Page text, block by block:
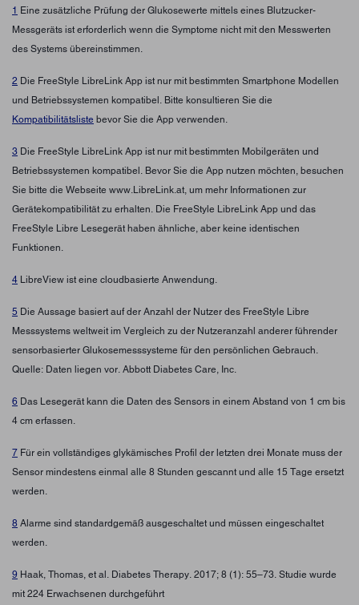
1 Eine zusätzliche Prüfung der Glukosewerte mittels eines Blutzucker-
Messgeräts ist erforderlich wenn die Symptome nicht mit den Messwerten
des Systems übereinstimmen.
2 Die FreeStyle LibreLink App ist nur mit bestimmten Smartphone Modellen
und Betriebssystemen kompatibel. Bitte konsultieren Sie die
Kompatibilitätsliste bevor Sie die App verwenden.
3 Die FreeStyle LibreLink App ist nur mit bestimmten Mobilgeräten und
Betriebssystemen kompatibel. Bevor Sie die App nutzen möchten, besuchen
Sie bitte die Webseite www.LibreLink.at, um mehr Informationen zur
Gerätekompatibilität zu erhalten. Die FreeStyle LibreLink App und das
FreeStyle Libre Lesegerät haben ähnliche, aber keine identischen
Funktionen.
4 LibreView ist eine cloudbasierte Anwendung.
5 Die Aussage basiert auf der Anzahl der Nutzer des FreeStyle Libre
Messsystems weltweit im Vergleich zu der Nutzeranzahl anderer führender
sensorbasierter Glukosemesssysteme für den persönlichen Gebrauch.
Quelle: Daten liegen vor. Abbott Diabetes Care, Inc.
6 Das Lesegerät kann die Daten des Sensors in einem Abstand von 1 cm bis
4 cm erfassen.
7 Für ein vollständiges glykämisches Profil der letzten drei Monate muss der
Sensor mindestens einmal alle 8 Stunden gescannt und alle 15 Tage ersetzt
werden.
8 Alarme sind standardgemäß ausgeschaltet und müssen eingeschaltet
werden.
9 Haak, Thomas, et al. Diabetes Therapy. 2017; 8 (1): 55–73. Studie wurde
mit 224 Erwachsenen durchgeführt